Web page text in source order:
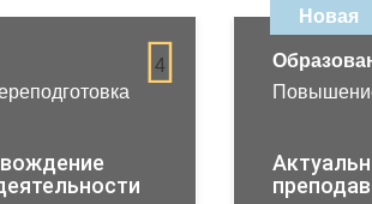
4
Новая